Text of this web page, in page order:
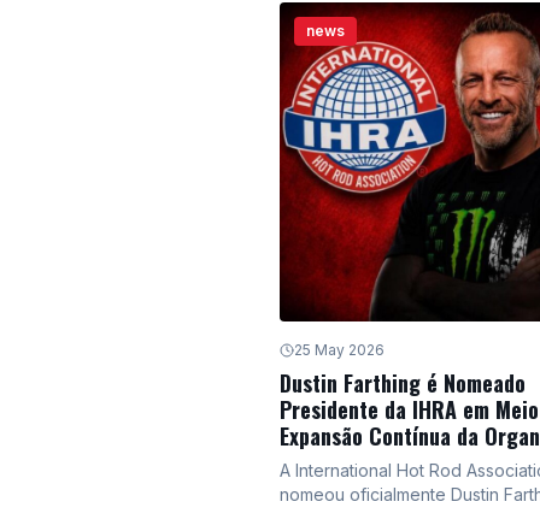
news
25 May 2026
Dustin Farthing é Nomeado
Presidente da IHRA em
Expansão Contínua da
A International Hot Rod
nomeou oficialmente Dustin